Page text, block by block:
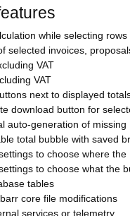
while selecting rows
selected invoices,
VAT
VAT
next to displayed
download button for
auto-generation of
total bubble with saved
to choose where the
to choose what the
tables
core file modifications
services or telemetry